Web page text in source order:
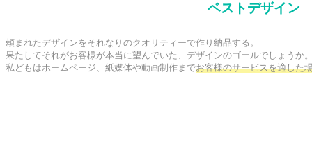
ベストデザイン
頼まれたデザインをそれなりのクオリティーで作り納品する。
果たしてそれがお客様が本当に望んでいた、デザインのゴールでしょうか
私どもはホームページ、紙媒体や動画制作までお客様のサービスを適した